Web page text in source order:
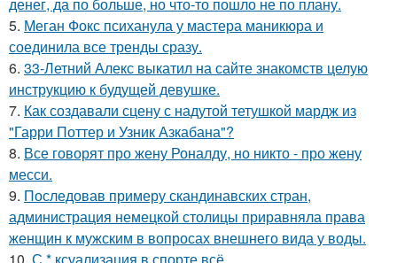
5. Меган Фокс психанула у мастера маникюра и
соединила все тренды сразу.
6. 33-Летний Алекс выкатил на сайте знакомств целую
инструкцию к будущей девушке.
7. Как создавали сцену с надутой тетушкой мардж из
"Гарри Поттер и Узник Азкабана"?
8. Все говорят про жену Роналду, но никто - про жену
месси.
9. Последовав примеру скандинавских стран,
администрация немецкой столицы приравняла права
женщин к мужским в вопросах внешнего вида у воды.